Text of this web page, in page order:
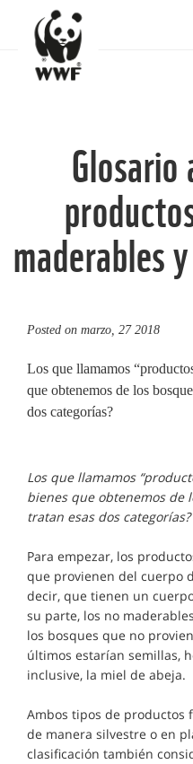
maderables
Posted on marzo, 27 2018
Los que llamamos
que obtenemos de los
dos categorías?
Los que llamamos
bienes que obtenemos de
tratan esas dos categorías?
Para empezar, los
que provienen del cuerpo
decir, que tienen un
su parte, los no
los bosques que no
últimos estarían semillas,
inclusive, la miel de abeja.
Ambos tipos de productos
de manera silvestre o en
clasificación también